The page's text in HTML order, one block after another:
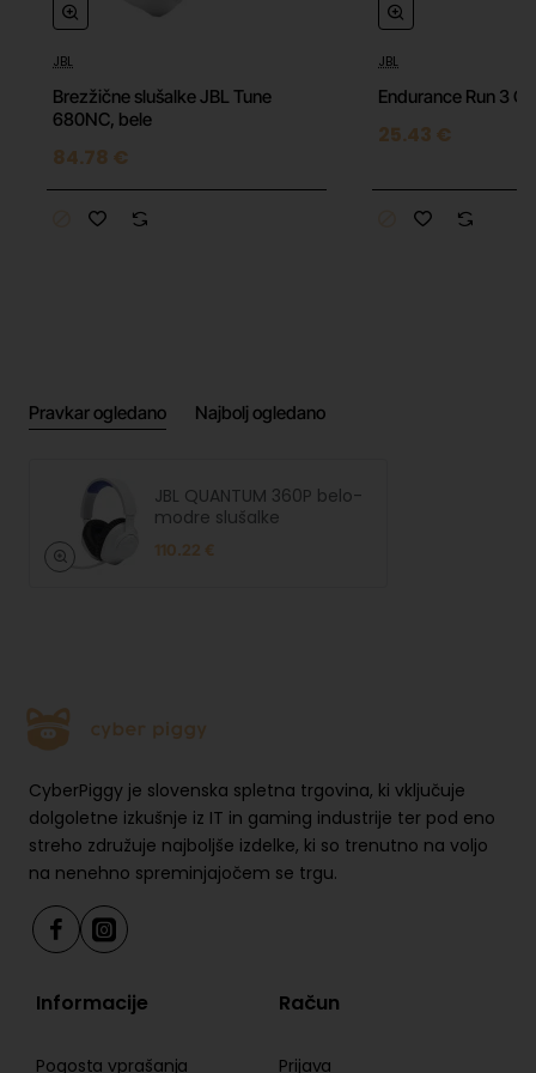
JBL
Brezžične slušalke JBL Tune
680NC, bele
84.78 €
JBL
Endurance Run 3 C
25.43 €
Pravkar ogledano Najbolj ogledano
JBL QUANTUM 360P belo-
modre slušalke
110.22 €
CyberPiggy je slovenska spletna trgovina, ki vključuje
dolgoletne izkušnje iz IT in gaming industrije ter pod eno
streho združuje najboljše izdelke, ki so trenutno na voljo
na nenehno spreminjajočem se trgu.
Informacije
Pogosta vprašanja
Račun
Prijava